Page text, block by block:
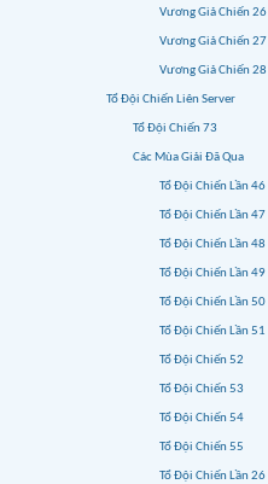
Vương Giả Chiến 26
Vương Giả Chiến 27
Vương Giả Chiến 28
Tổ Đội Chiến Liên Server
Tổ Đội Chiến 73
Các Mùa Giải Đã Qua
Tổ Đội Chiến Lần 46
Tổ Đội Chiến Lần 47
Tổ Đội Chiến Lần 48
Tổ Đội Chiến Lần 49
Tổ Đội Chiến Lần 50
Tổ Đội Chiến Lần 51
Tổ Đội Chiến 52
Tổ Đội Chiến 53
Tổ Đội Chiến 54
Tổ Đội Chiến 55
Tổ Đội Chiến Lần 26